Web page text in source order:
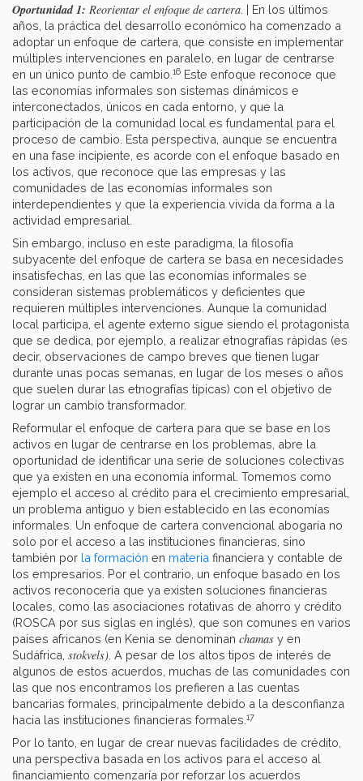
Oportunidad 1: Reorientar el enfoque de cartera . | En los últimos
años, la práctica del desarrollo económico ha comenzado a
adoptar un enfoque de cartera, que consiste en implementar
múltiples intervenciones en paralelo, en lugar de centrarse
en un único punto de cambio. 16 Este enfoque reconoce que
las economías informales son sistemas dinámicos e
interconectados, únicos en cada entorno, y que la
participación de la comunidad local es fundamental para el
proceso de cambio. Esta perspectiva, aunque se encuentra
en una fase incipiente, es acorde con el enfoque basado en
los activos, que reconoce que las empresas y las
comunidades de las economías informales son
interdependientes y que la experiencia vivida da forma a la
actividad empresarial.
Sin embargo, incluso en este paradigma, la filosofía
subyacente del enfoque de cartera se basa en necesidades
insatisfechas, en las que las economías informales se
consideran sistemas problemáticos y deficientes que
requieren múltiples intervenciones. Aunque la comunidad
local participa, el agente externo sigue siendo el protagonista
que se dedica, por ejemplo, a realizar etnografías rápidas (es
decir, observaciones de campo breves que tienen lugar
durante unas pocas semanas, en lugar de los meses o años
que suelen durar las etnografías típicas) con el objetivo de
lograr un cambio transformador.
Reformular el enfoque de cartera para que se base en los
activos en lugar de centrarse en los problemas, abre la
oportunidad de identificar una serie de soluciones colectivas
que ya existen en una economía informal. Tomemos como
ejemplo el acceso al crédito para el crecimiento empresarial,
un problema antiguo y bien establecido en las economías
informales. Un enfoque de cartera convencional abogaría no
solo por el acceso a las instituciones financieras, sino
también por la formación en materia financiera y contable de
los empresarios. Por el contrario, un enfoque basado en los
activos reconocería que ya existen soluciones financieras
locales, como las asociaciones rotativas de ahorro y crédito
(ROSCA por sus siglas en inglés), que son comunes en varios
países africanos (en Kenia se denominan chamas y en
Sudáfrica, stokvels) . A pesar de los altos tipos de interés de
algunos de estos acuerdos, muchas de las comunidades con
las que nos encontramos los prefieren a las cuentas
bancarias formales, principalmente debido a la desconfianza
hacia las instituciones financieras formales. 17
Por lo tanto, en lugar de crear nuevas facilidades de crédito,
una perspectiva basada en los activos para el acceso al
financiamiento comenzaría por reforzar los acuerdos